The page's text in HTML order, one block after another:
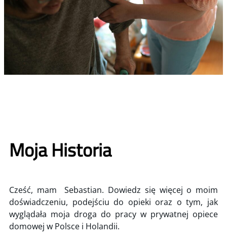
Moja Historia
Cześć, mam Sebastian. Dowiedz się więcej o moim
doświadczeniu, podejściu do opieki oraz o tym, jak
wyglądała moja droga do pracy w prywatnej opiece
domowej w Polsce i Holandii.